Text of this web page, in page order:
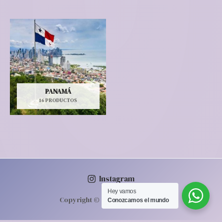
PANAMÁ
16 PRODUCTOS
Instagram
Copyright © 2026 | Powered by
Hey vamos‎ ‎ ‎
Conozcamos‎ el mundo